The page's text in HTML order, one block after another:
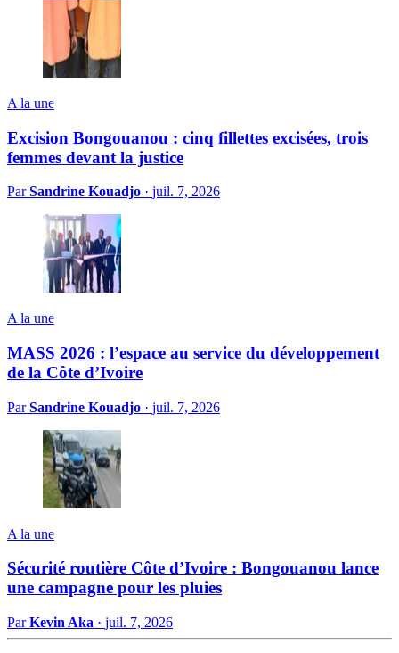
A la une
Excision Bongouanou : cinq fillettes excisées, trois
femmes devant la justice
ParSandrine Kouadjo · juil. 7, 2026
A la une
MASS 2026 : l’espace au service du développement
de la Côte d’Ivoire
ParSandrine Kouadjo · juil. 7, 2026
A la une
Sécurité routière Côte d’Ivoire : Bongouanou lance
une campagne pour les pluies
ParKevin Aka · juil. 7, 2026